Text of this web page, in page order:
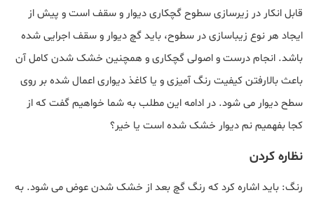
قابل انکار در زیرسازی سطوح گچکاری دیوار و سقف است و پیش از
ایجاد هر نوع زیباسازی در سطوح، باید گچ دیوار و سقف اجرایی شده
باشد. انجام درست و اصولی گچکاری و همچنین خشک شدن کامل آن
باعث بالارفتن کیفیت رنگ آمیزی و یا کاغذ دیواری اعمال شده بر روی
سطح دیوار می شود. در ادامه این مطلب به شما خواهیم گفت که از
کجا بفهمیم نم دیوار خشک شده است یا خیر؟
نظاره کردن
رنگ: باید اشاره کرد که رنگ گچ بعد از خشک شدن عوض می شود. به